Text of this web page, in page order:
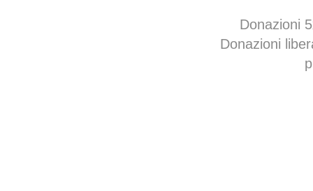
Donazioni
Donazioni